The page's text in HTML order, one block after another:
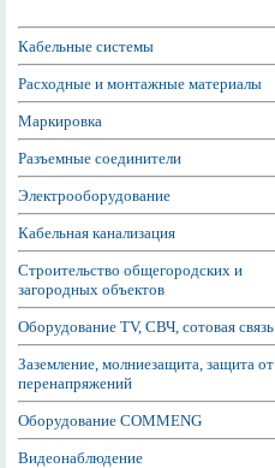
Кабельные системы
Расходные и монтажные материалы
Маркировка
Разъемные соединители
Электрооборудование
Кабельная канализация
Строительство общегородских и
загородных объектов
Оборудование TV, СВЧ, сотовая связь
Заземление, молниезащита, защита от
перенапряжений
Оборудование COMMENG
Видеонаблюдение